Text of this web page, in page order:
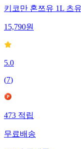
키코만 혼쯔유 1L 츠
15,790원
5.0
(7)
473적립
무료배송